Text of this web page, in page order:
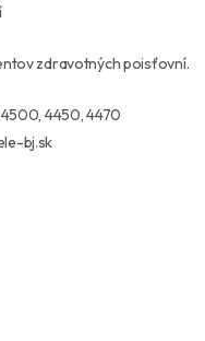
zdravotných poisťovní.
4500, 4450, 4470
bj.sk